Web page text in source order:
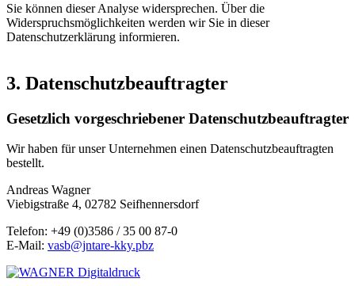
Sie können dieser Analyse widersprechen. Über die
Widerspruchsmöglichkeiten werden wir Sie in dieser
Datenschutzerklärung informieren.
3. Datenschutzbeauftragter
Gesetzlich vorgeschriebener Datenschutzbeauftragter
Wir haben für unser Unternehmen einen Datenschutzbeauftragten
bestellt.
Andreas Wagner
Viebigstraße 4, 02782 Seifhennersdorf
Telefon: +49 (0)3586 / 35 00 87-0
E-Mail: vasb@jntare-kky.pbz